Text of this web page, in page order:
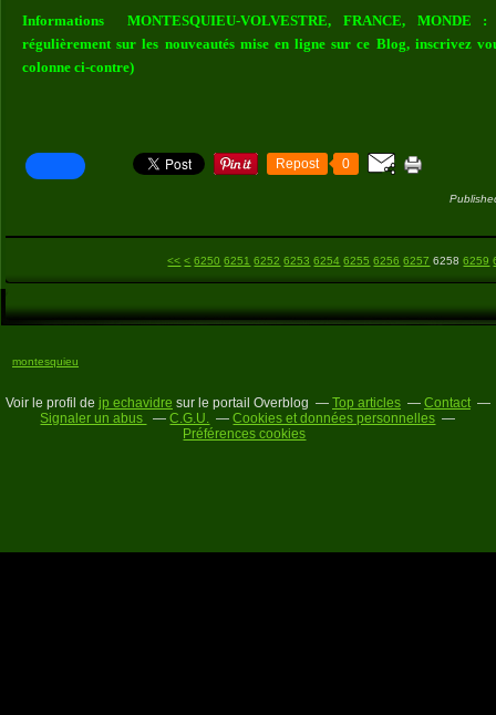
Informations MONTESQUIEU-VOLVESTRE, FRANCE, MONDE
régulièrement sur les nouveautés mise en ligne sur ce Blog, inscrivez
colonne ci-contre)
Repost 0
<< < 6200
6210
6220
6230
6240
6250 6251 6252 6253 6254 6255 6256 6257 6258 6259
montesquieu
Voir le profil de jp echavidre sur le portail Overblog Top articles
Contact
Signaler un abus
C.G.U.
Cookies et données personnelles
Préférences cookies